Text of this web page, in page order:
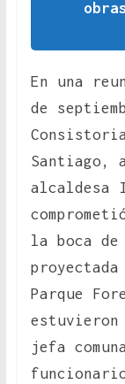
En una
de
Santiago,
alcaldesa
la boca
Parque
estuvieron
jefa